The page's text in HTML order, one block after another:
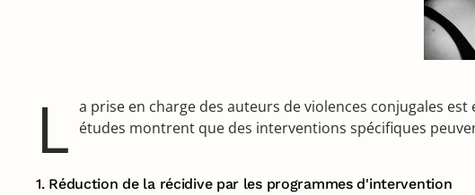
L a prise en charge des auteurs de violences conjugales
études montrent que des interventions spécifiques
1. Réduction de la récidive par les programmes d'intervention